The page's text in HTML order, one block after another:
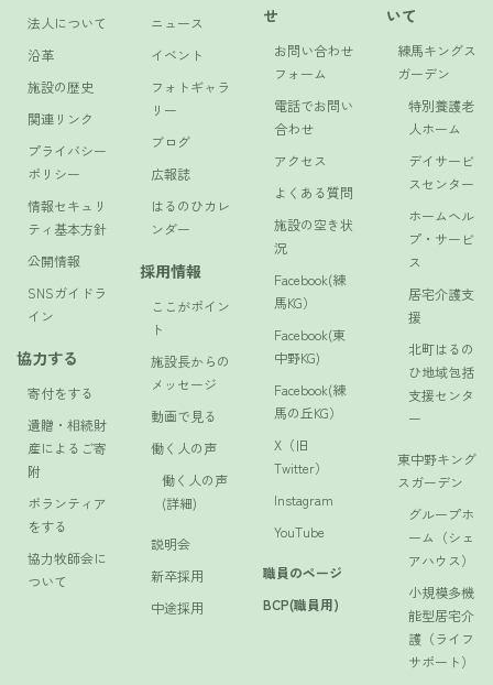
法人について
沿革
施設の歴史
関連リンク
プライバシー
ポリシー
情報セキュリ
ティ基本方針
公開情報
SNSガイドラ
イン
協力する
寄付をする
遺贈・相続財
産によるご寄
附
ボランティア
をする
協力牧師会に
ついて
ニュース
イベント
フォトギャラ
リー
ブログ
広報誌
はるのひカレ
ンダー
採用情報
ここがポイン
ト
施設長からの
メッセージ
動画で見る
働く人の声
働く人の声
(詳細)
説明会
新卒採用
中途採用
せ
お問い合わせ
フォーム
電話でお問い
合わせ
アクセス
よくある質問
施設の空き状
況
Facebook(練
馬KG）
Facebook(東
中野KG)
Facebook(練
馬の丘KG）
X（旧
Twitter）
Instagram
YouTube
職員のページ
BCP(職員用)
いて
練馬キングス
ガーデン
特別養護老
人ホーム
デイサービ
スセンター
ホームヘル
プ・サービ
ス
居宅介護支
援
北町はるの
ひ地域包括
支援センタ
ー
東中野キング
スガーデン
グループホ
ーム（シェ
アハウス）
小規模多機
能型居宅介
護（ライフ
サポート）